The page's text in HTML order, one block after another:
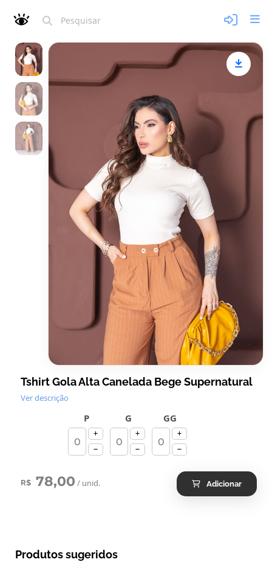
Tshirt Gola Alta Canelada Bege Supernatural
Ver descrição
P G GG
R$ 78,00 / unid. Adicionar
Produtos sugeridos